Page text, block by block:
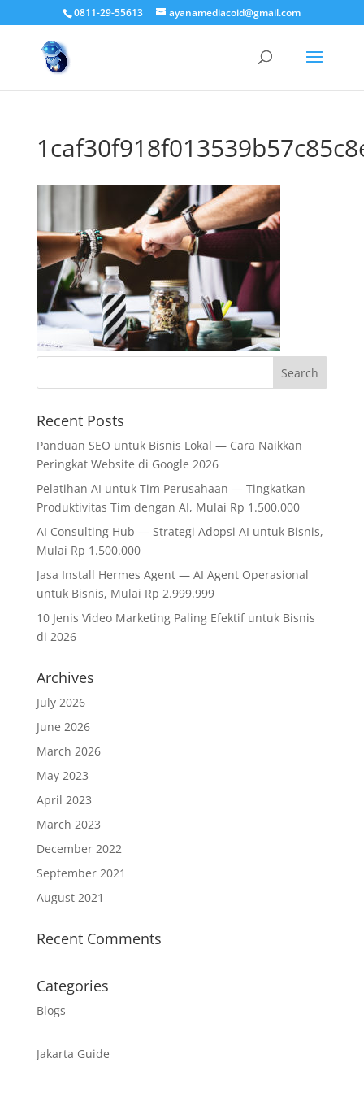
0811-29-55613 ayanamediacoid@gmail.com
Recent Posts
Panduan SEO untuk Bisnis Lokal — Cara Naikkan
Peringkat Website di Google 2026
Pelatihan AI untuk Tim Perusahaan — Tingkatkan
Produktivitas Tim dengan AI, Mulai Rp 1.500.000
AI Consulting Hub — Strategi Adopsi AI untuk Bisnis,
Mulai Rp 1.500.000
Jasa Install Hermes Agent — AI Agent Operasional
untuk Bisnis, Mulai Rp 2.999.999
10 Jenis Video Marketing Paling Efektif untuk Bisnis
di 2026
Archives
July 2026
June 2026
March 2026
May 2023
April 2023
March 2023
December 2022
September 2021
August 2021
Recent Comments
Categories
Blogs
Jakarta Guide